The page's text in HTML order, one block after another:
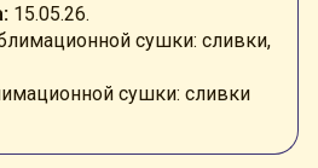
15.05.26.
сушки: сливки,
сушки: сливки